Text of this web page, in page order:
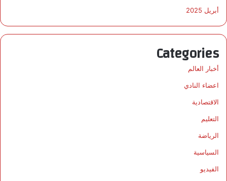
أبريل 2025
Categories
أخبار العالم
اعضاء النادي
الاقتصادية
التعليم
الرياضة
السياسية
الفيديو